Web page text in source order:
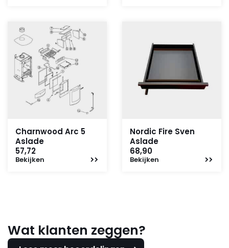
Charnwood Arc 5
Aslade
57,72
Bekijken
Nordic Fire Sven
Aslade
68,90
Bekijken
Wat klanten zeggen?